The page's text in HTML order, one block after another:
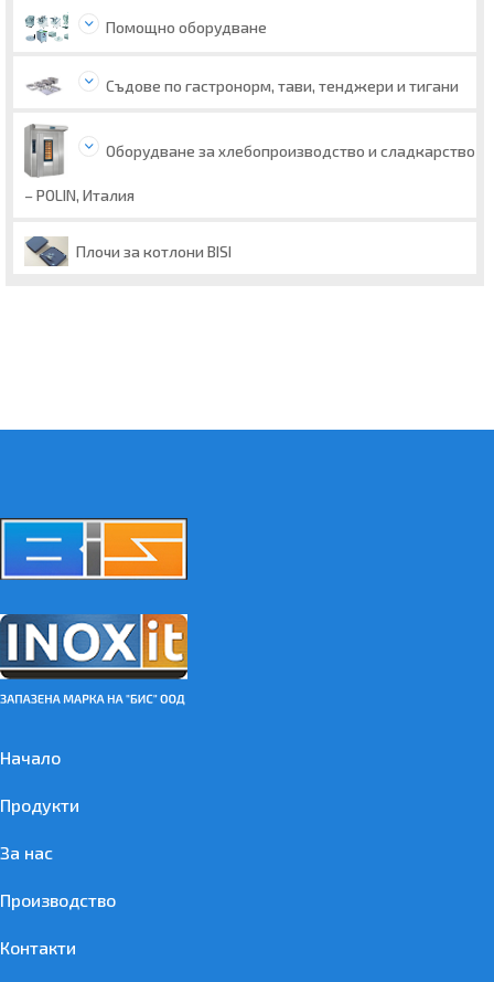
Помощно оборудване
Съдове по гастронорм, тави, тенджери и тигани
Оборудване за хлебопроизводство и сладкарство
– POLIN, Италия
Плочи за котлони BISI
Начало
Продукти
За нас
Производство
Контакти